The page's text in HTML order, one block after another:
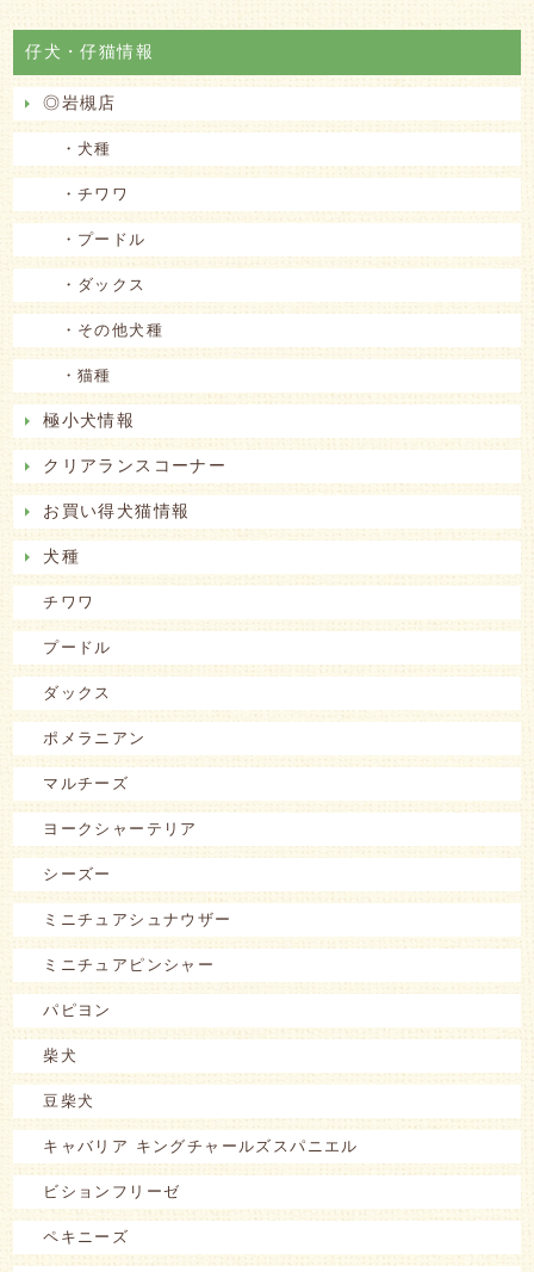
仔犬・仔猫情報
◎岩槻店
・犬種
・チワワ
・プードル
・ダックス
・その他犬種
・猫種
極小犬情報
クリアランスコーナー
お買い得犬猫情報
犬種
チワワ
プードル
ダックス
ポメラニアン
マルチーズ
ヨークシャーテリア
シーズー
ミニチュアシュナウザー
ミニチュアピンシャー
パピヨン
柴犬
豆柴犬
キャバリア キングチャールズスパニエル
ビションフリーゼ
ペキニーズ